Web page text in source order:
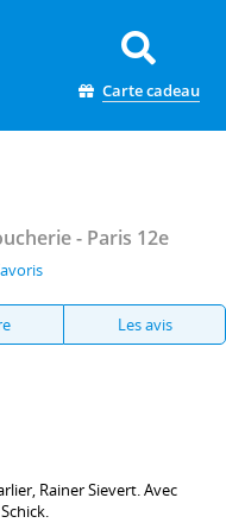
Carte cadeau
- Paris 12e
Les avis
, Rainer Sievert. Avec
.